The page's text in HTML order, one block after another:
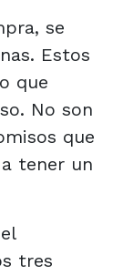
se
Estos
que
No son
que
tener un
tres